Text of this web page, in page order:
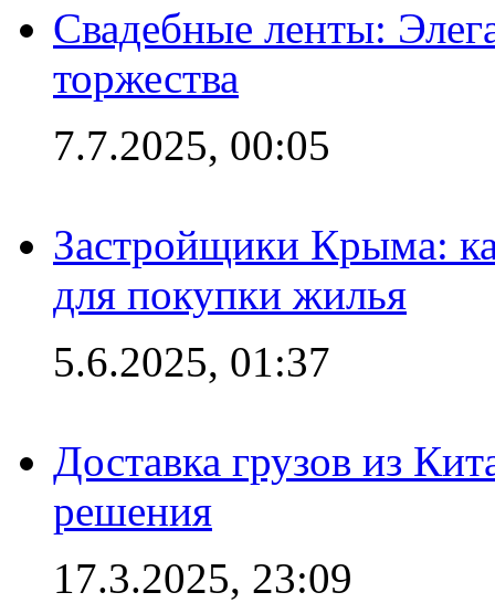
Свадебные ленты:
торжества
7.7.2025, 00:05
Застройщики Крыма:
для покупки жилья
5.6.2025, 01:37
Доставка грузов из
решения
17.3.2025, 23:09